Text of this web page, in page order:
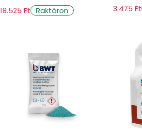
18.525 Ft Raktáron 3.475 Ft